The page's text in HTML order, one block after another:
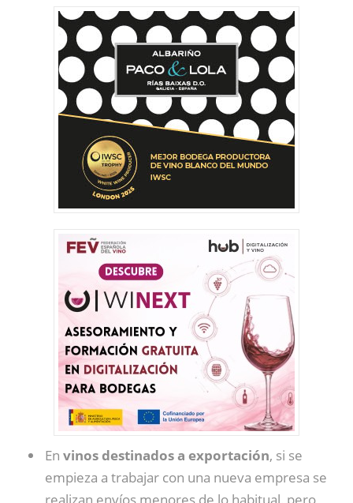
En vinos destinados a exportación, si se
empieza a trabajar con una nueva empresa se
realizan envíos menores de lo habitual, pero